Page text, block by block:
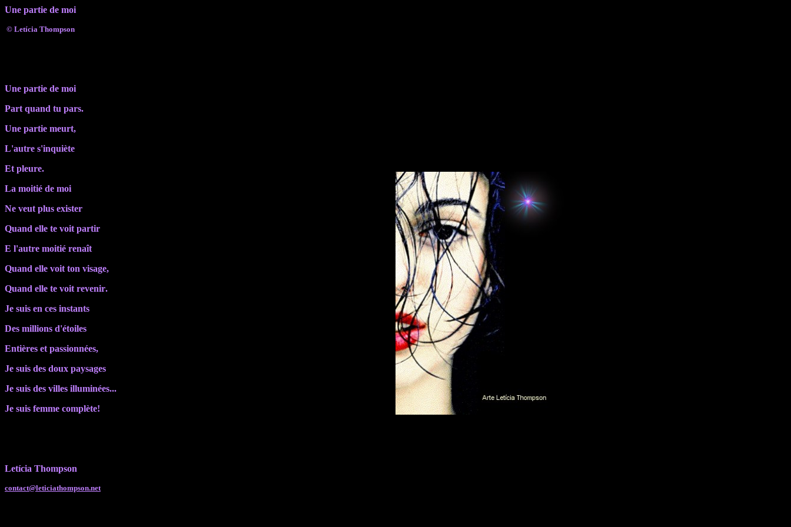
Une partie de moi
© Letícia Thompson
Une partie de moi
Part quand tu pars.
Une partie meurt,
L'autre s'inquiète
Et pleure.
La moitié de moi
Ne veut plus exister
Quand elle te voit partir
E l'autre moitié renaît
Quand elle voit ton visage,
Quand elle te voit revenir.
Je suis en ces instants
Des millions d'étoiles
Entières et passionnées,
Je suis des doux paysages
Je suis des villes illuminées...
Je suis femme complète!
Letícia Thompson
contact@leticiathompson.net